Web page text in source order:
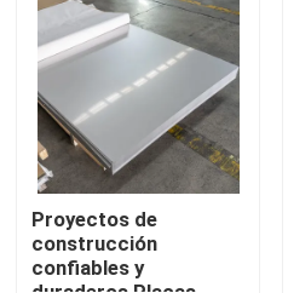
En casa
Productos
Sobre nosotros
Proyectos de
construcción
confiables y